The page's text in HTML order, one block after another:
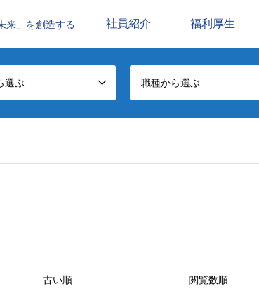
来」を創造する 社員紹介 福利厚生
選ぶ 職種から選ぶ
古い順 閲覧数順